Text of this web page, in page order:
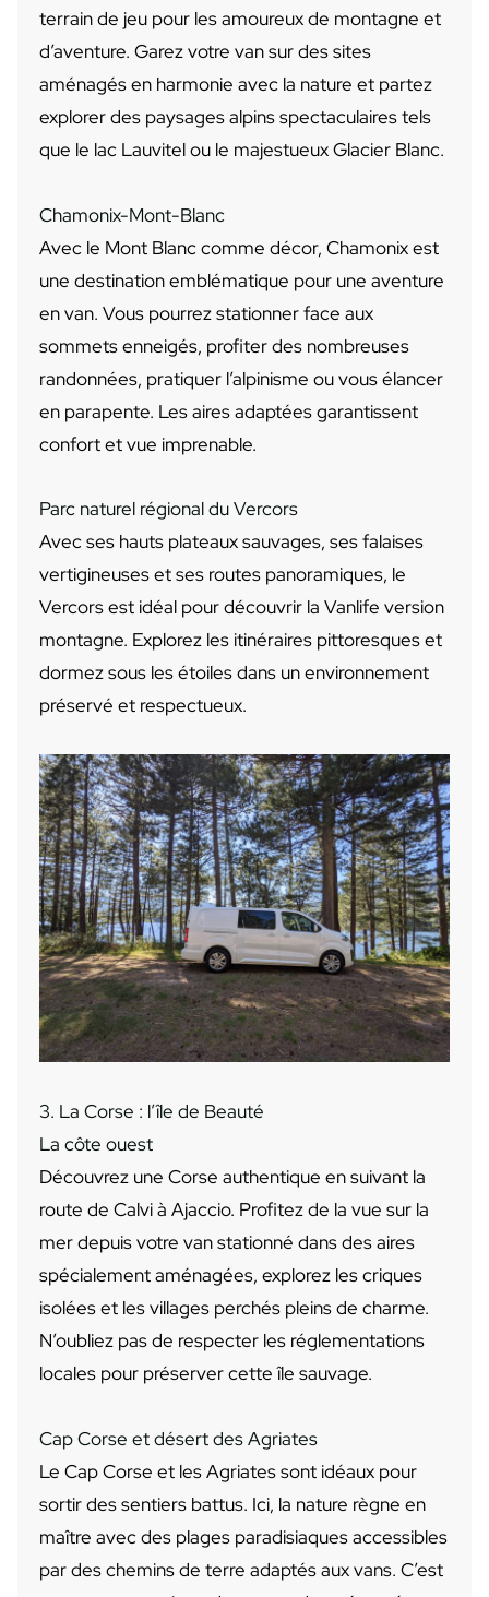
terrain de jeu pour les amoureux de montagne et
d’aventure. Garez votre van sur des sites
aménagés en harmonie avec la nature et partez
explorer des paysages alpins spectaculaires tels
que le lac Lauvitel ou le majestueux Glacier Blanc.
Chamonix-Mont-Blanc
Avec le Mont Blanc comme décor, Chamonix est
une destination emblématique pour une aventure
en van. Vous pourrez stationner face aux
sommets enneigés, profiter des nombreuses
randonnées, pratiquer l’alpinisme ou vous élancer
en parapente. Les aires adaptées garantissent
confort et vue imprenable.
Parc naturel régional du Vercors
Avec ses hauts plateaux sauvages, ses falaises
vertigineuses et ses routes panoramiques, le
Vercors est idéal pour découvrir la Vanlife version
montagne. Explorez les itinéraires pittoresques et
dormez sous les étoiles dans un environnement
préservé et respectueux.
3. La Corse : l’île de Beauté
La côte ouest
Découvrez une Corse authentique en suivant la
route de Calvi à Ajaccio. Profitez de la vue sur la
mer depuis votre van stationné dans des aires
spécialement aménagées, explorez les criques
isolées et les villages perchés pleins de charme.
N’oubliez pas de respecter les réglementations
locales pour préserver cette île sauvage.
Cap Corse et désert des Agriates
Le Cap Corse et les Agriates sont idéaux pour
sortir des sentiers battus. Ici, la nature règne en
maître avec des plages paradisiaques accessibles
par des chemins de terre adaptés aux vans. C’est